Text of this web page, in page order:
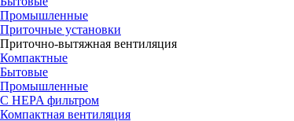
Промышленные
Приточные установки
Приточно-вытяжная вентиляция
Компактные
Бытовые
Промышленные
С HEPA фильтром
Компактная вентиляция